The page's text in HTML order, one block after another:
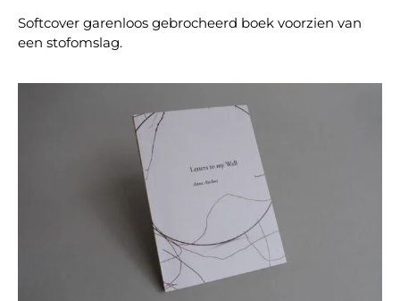
Softcover garenloos gebrocheerd boek voorzien van
een stofomslag.